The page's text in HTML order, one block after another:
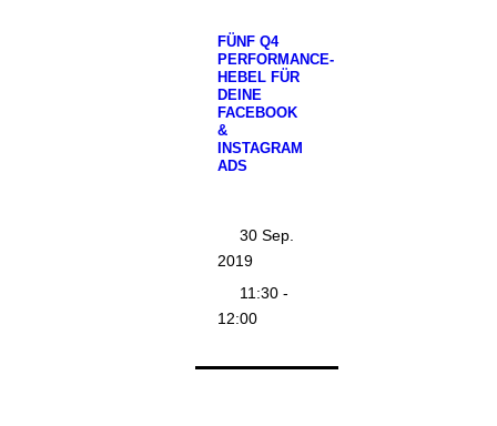
FÜNF Q4
PERFORMANCE-
HEBEL FÜR
DEINE
FACEBOOK
&
INSTAGRAM
ADS
30 Sep.
2019
11:30 -
12:00